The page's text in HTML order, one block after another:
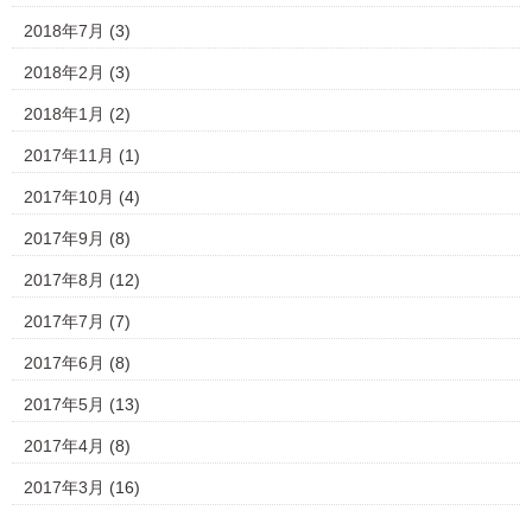
2018年7月 (3)
2018年2月 (3)
2018年1月 (2)
2017年11月 (1)
2017年10月 (4)
2017年9月 (8)
2017年8月 (12)
2017年7月 (7)
2017年6月 (8)
2017年5月 (13)
2017年4月 (8)
2017年3月 (16)